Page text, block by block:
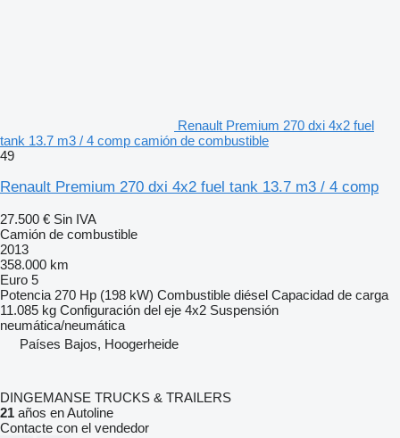
Renault Premium 270 dxi 4x2 fuel
tank 13.7 m3 / 4 comp camión de combustible
49
Renault Premium 270 dxi 4x2 fuel tank 13.7 m3 / 4 comp
27.500 € Sin IVA
Camión de combustible
2013
358.000 km
Euro 5
Potencia 270 Hp (198 kW) Combustible diésel Capacidad de carga
11.085 kg Configuración del eje 4x2 Suspensión
neumática/neumática
Países Bajos, Hoogerheide
DINGEMANSE TRUCKS & TRAILERS
21 años en Autoline
Contacte con el vendedor